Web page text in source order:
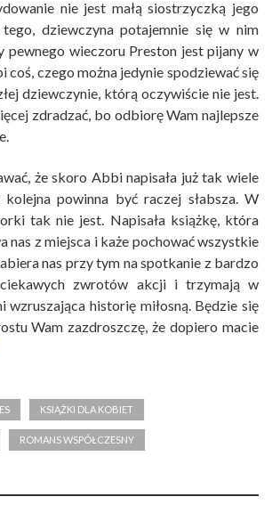
nie jest małą siostrzyczką jego
dziewczyna potajemnie się w nim
pewnego wieczoru Preston jest pijany w
coś, czego można jedynie spodziewać się
dziewczynie, którą oczywiście nie jest.
zdradzać, bo odbiorę Wam najlepsze
że skoro Abbi napisała już tak wiele
powinna być raczej słabsza. W
tak nie jest. Napisała książkę, która
nas z miejsca i każe pochować wszystkie
nas przy tym na spotkanie z bardzo
ciekawych zwrotów akcji i trzymają w
wzruszająca historię miłosną. Będzie się
Wam zazdroszczę, że dopiero macie
KSIĄŻKI DLA KOBIET
ROMANS WSPÓŁCZESNY